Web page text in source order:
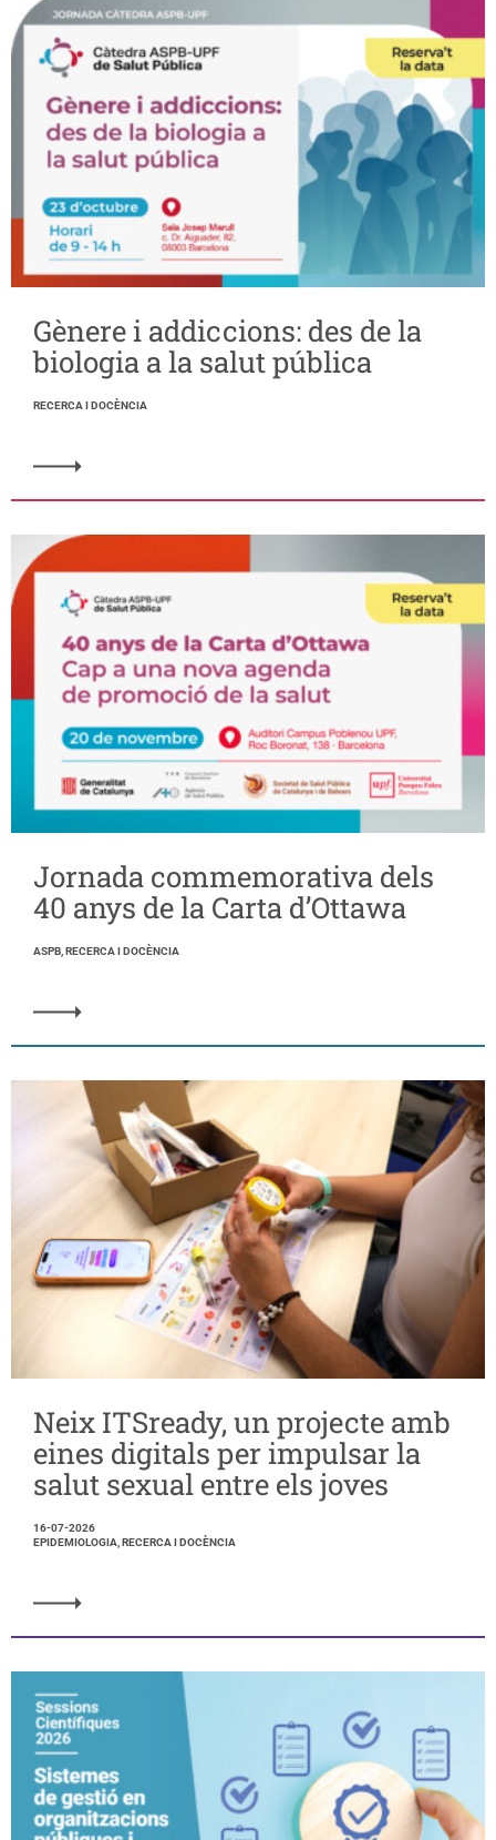
Gènere i addiccions: des de la
biologia a la salut pública
RECERCA I DOCÈNCIA
Jornada commemorativa dels
40 anys de la Carta d’Ottawa
ASPB, RECERCA I DOCÈNCIA
Neix ITSready, un projecte amb
eines digitals per impulsar la
salut sexual entre els joves
16-07-2026
EPIDEMIOLOGIA, RECERCA I DOCÈNCIA